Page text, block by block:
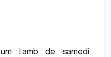
Lamb de samedi